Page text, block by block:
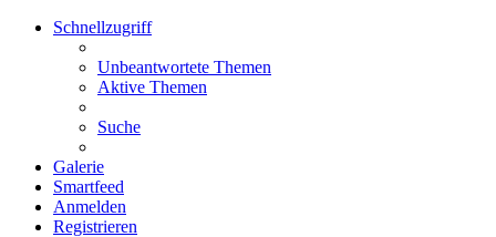
Schnellzugriff
Unbeantwortete Themen
Aktive Themen
Suche
Galerie
Smartfeed
Anmelden
Registrieren